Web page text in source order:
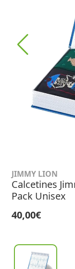
JIMMY LION
Calcetines
Pack Unisex
40,00€